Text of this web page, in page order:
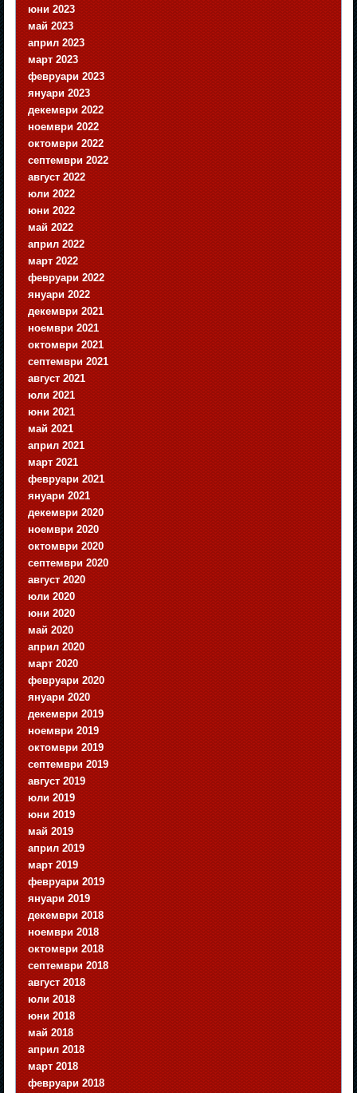
юни 2023
май 2023
април 2023
март 2023
февруари 2023
януари 2023
декември 2022
ноември 2022
октомври 2022
септември 2022
август 2022
юли 2022
юни 2022
май 2022
април 2022
март 2022
февруари 2022
януари 2022
декември 2021
ноември 2021
октомври 2021
септември 2021
август 2021
юли 2021
юни 2021
май 2021
април 2021
март 2021
февруари 2021
януари 2021
декември 2020
ноември 2020
октомври 2020
септември 2020
август 2020
юли 2020
юни 2020
май 2020
април 2020
март 2020
февруари 2020
януари 2020
декември 2019
ноември 2019
октомври 2019
септември 2019
август 2019
юли 2019
юни 2019
май 2019
април 2019
март 2019
февруари 2019
януари 2019
декември 2018
ноември 2018
октомври 2018
септември 2018
август 2018
юли 2018
юни 2018
май 2018
април 2018
март 2018
февруари 2018